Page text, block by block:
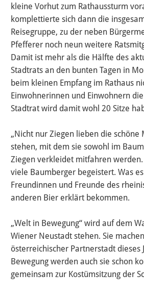
kleine Vorhut zum Rathaussturm
komplettierte sich dann die
Reisegruppe, zu der neben
Pfefferer noch neun weitere
Damit ist mehr als die Hälfte des
Stadtrats an den bunten Tagen in
beim kleinen Empfang im Rathaus
Einwohnerinnen und Einwohnern
Stadtrat wird damit wohl 20 Sitze
„Nicht nur Ziegen lieben die
stehen, mit dem sie sowohl im
Ziegen verkleidet mitfahren
viele Baumberger begeistert. Was
Freundinnen und Freunde des
anderen Bier erklärt bekommen.
„Welt in Bewegung“ wird auf dem
Wiener Neustadt stehen. Sie
österreichischer Partnerstadt
Bewegung werden auch sie schon
gemeinsam zur Kostümsitzung der